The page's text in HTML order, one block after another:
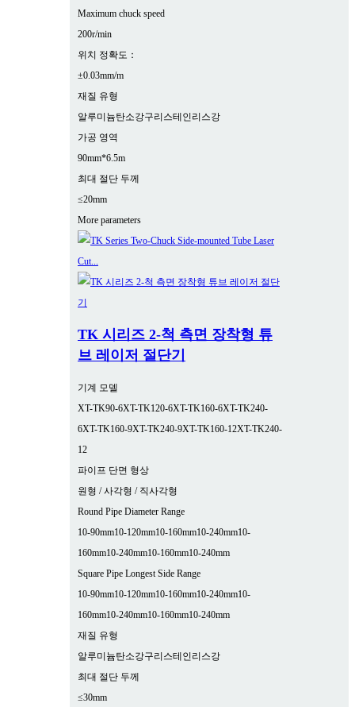
Maximum chuck speed
200r/min
위치 정확도：
±0.03mm/m
재질 유형
알루미늄탄소강구리스테인리스강
가공 영역
90mm*6.5m
최대 절단 두께
≤20mm
More parameters
TK 시리즈 2-척 측면 장착형 튜
브 레이저 절단기
기계 모델
XT-TK90-6XT-TK120-6XT-TK160-6XT-TK240-
6XT-TK160-9XT-TK240-9XT-TK160-12XT-TK240-
12
파이프 단면 형상
원형 / 사각형 / 직사각형
Round Pipe Diameter Range
10-90mm10-120mm10-160mm10-240mm10-
160mm10-240mm10-160mm10-240mm
Square Pipe Longest Side Range
10-90mm10-120mm10-160mm10-240mm10-
160mm10-240mm10-160mm10-240mm
재질 유형
알루미늄탄소강구리 스테인리스강
최대 절단 두께
≤30mm